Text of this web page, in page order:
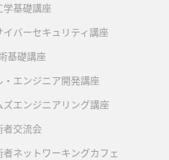
学基礎講座
イバーセキュリティ講座
基礎講座
・エンジニア開発講座
ズエンジニアリング講座
者交流会
者ネットワーキングカフェ